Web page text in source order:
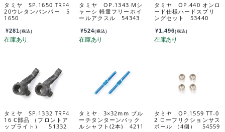
タミヤ SP.1650 TRF4
20ウレタンバンパー 5
1650
¥281(税込)
タミヤ OP.1343 Mシ
ャーシ 軽量フリーホイ
ールアクスル 54343
¥524(税込)
タミヤ OP.440 オンロ
ード仕様ハードスプリ
ングセット 53440
¥1,496(税込)
タミヤ SP.1332 TRF4
16 C部品 （フロントア
ップライト） 51332
タミヤ 3×32mm ブル
ーチタンターンバック
ルシャフト(2本) 4211
タミヤ OP.1559 TT-0
2 ローフリクションサス
ボール （4個） 54559